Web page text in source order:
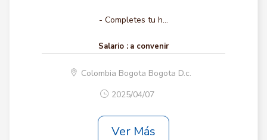
- Completes tu h...
Salario : a convenir
Colombia Bogota Bogota D.c.
2025/04/07
Ver Más